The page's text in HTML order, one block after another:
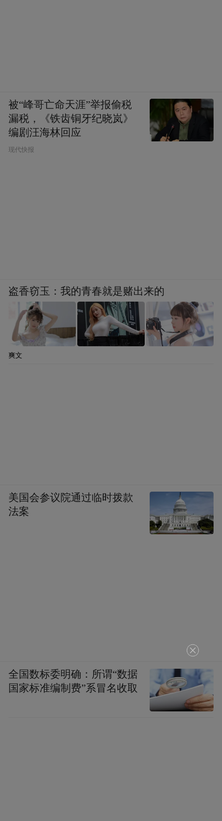
被“峰哥亡命天涯”举报偷税
漏税，《铁齿铜牙纪晓岚》
编剧汪海林回应
现代快报
盗香窃玉：我的青春就是赌出来的
爽文
美国会参议院通过临时拨款
法案
全国数标委明确：所谓“数据
国家标准编制费”系冒名收取